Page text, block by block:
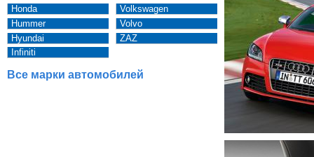
Honda
Hummer
Hyundai
Infiniti
Volkswagen
Volvo
ZAZ
Все марки автомобилей